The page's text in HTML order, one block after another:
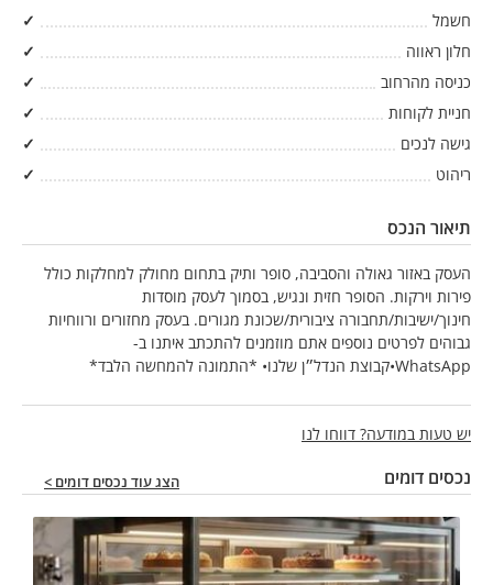
חשמל
✓
חלון ראווה
✓
כניסה מהרחוב
✓
חניית לקוחות
✓
גישה לנכים
✓
ריהוט
✓
תיאור הנכס
העסק באזור גאולה והסביבה, סופר ותיק בתחום מחולק למחלקות כולל
פירות וירקות. הסופר חזית ונגיש, בסמוך לעסק מוסדות
חינוך/ישיבות/תחבורה ציבורית/שכונת מגורים. בעסק מחזורים ורווחיות
גבוהים לפרטים נוספים אתם מוזמנים להתכתב איתנו ב-
WhatsApp•קבוצת הנדל״ן שלנו• *התמונה להמחשה הלבד*
יש טעות במודעה? דווחו לנו
נכסים דומים הצג עוד נכסים דומים >